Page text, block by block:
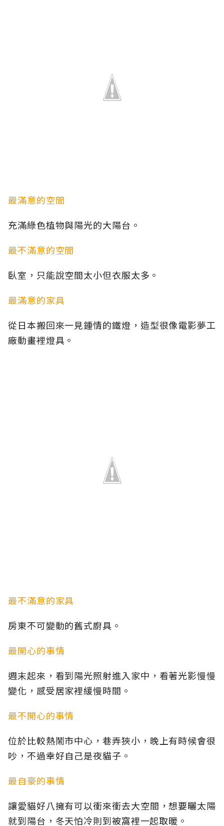
最滿意的空間
充滿綠色植物與陽光的大陽台。
最不滿意的空間
臥室，只能說空間太小但衣服太多。
最滿意的家具
從日本搬回來一見鍾情的鐵燈，造型很像電影夢工
廠動畫裡燈具。
最不滿意的家具
房東不可變動的舊式廚具。
最開心的事情
週末起來，看到陽光照射進入家中，看著光影慢慢
變化，感受居家裡緩慢時間。
最不開心的事情
位於比較熱鬧市中心，巷弄狹小，晚上有時候會很
吵，不過幸好自己是夜貓子。
最自豪的事情
讓愛貓好八擁有可以衝來衝去大空間，想要曬太陽
就到陽台，冬天怕冷則到被窩裡一起取暖。